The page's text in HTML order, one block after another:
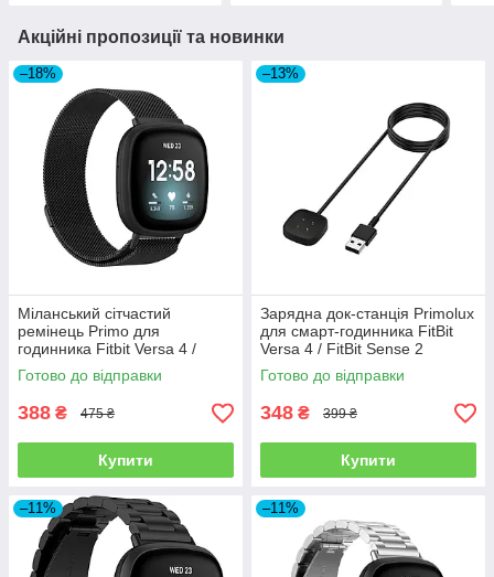
Акційні пропозиції та новинки
–18%
Міланський сітчастий
ремінець Primo для
годинника Fitbit Versa 4 /
Fitbit Sense 2 - Black
Готово до відправки
388 ₴ 475 ₴
Купити
–13%
Зарядна док-станція Primolux
для смарт-годинника FitBit
Versa 4 / FitBit Sense 2
Готово до відправки
348 ₴ 399 ₴
Купити
–11% –11%